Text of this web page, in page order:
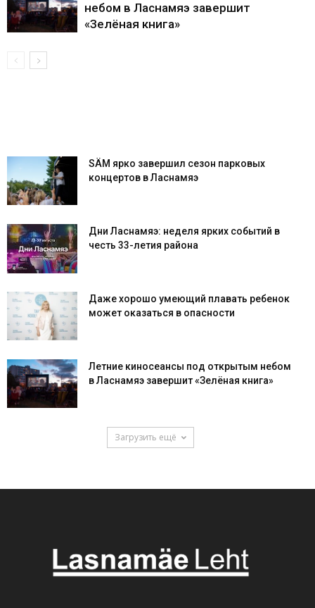
небом в Ласнамяэ завершит
«Зелёная книга»
SÄM ярко завершил сезон парковых
концертов в Ласнамяэ
Дни Ласнамяэ: неделя ярких событий в
честь 33-летия района
Даже хорошо умеющий плавать ребенок
может оказаться в опасности
Летние киносеансы под открытым небом
в Ласнамяэ завершит «Зелёная книга»
Загрузить ещё